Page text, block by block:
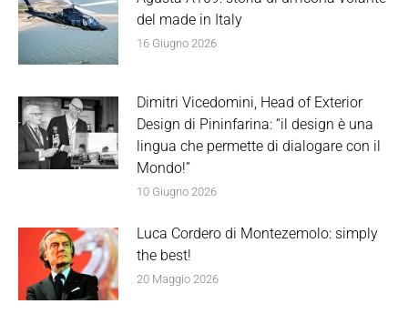
del made in Italy
16 Giugno 2026
Dimitri Vicedomini, Head of Exterior
Design di Pininfarina: “il design è una
lingua che permette di dialogare con il
Mondo!”
10 Giugno 2026
Luca Cordero di Montezemolo: simply
the best!
20 Maggio 2026